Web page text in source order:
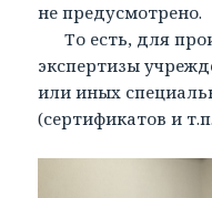
не предусмотрено.
То есть, для
экспертизы
или иных
(сертификатов и